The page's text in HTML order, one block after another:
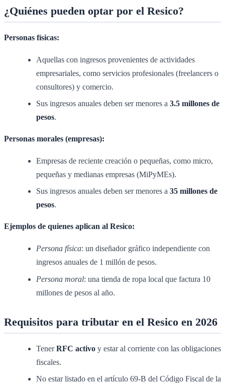
¿Quiénes pueden optar por el Resico?
Personas físicas:
Aquellas con ingresos provenientes de actividades
empresariales, como servicios profesionales (freelancers o
consultores) y comercio.
Sus ingresos anuales deben ser menores a 3.5 millones de
pesos.
Personas morales (empresas):
Empresas de reciente creación o pequeñas, como micro,
pequeñas y medianas empresas (MiPyMEs).
Sus ingresos anuales deben ser menores a 35 millones de
pesos.
Ejemplos de quienes aplican al Resico:
Persona física: un diseñador gráfico independiente con
ingresos anuales de 1 millón de pesos.
Persona moral: una tienda de ropa local que factura 10
millones de pesos al año.
Requisitos para tributar en el Resico en 2026
TenerRFC activo y estar al corriente con las obligaciones
fiscales.
No estar listado en el artículo 69-B del Código Fiscal de la